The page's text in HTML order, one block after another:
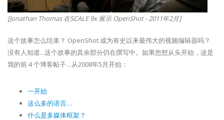
[Jonathan Thomas 在SCALE 9x 展示 OpenShot - 2011年2月]
这个故事怎么结束？ OpenShot 成为有史以来最伟大的视频编辑器吗？
没有人知道...这个故事的其余部分仍在撰写中。如果您想从头开始，这是
我的前 4 个博客帖子…从2008年5月开始：
一开始
这么多的语言…
什么是多媒体框架？